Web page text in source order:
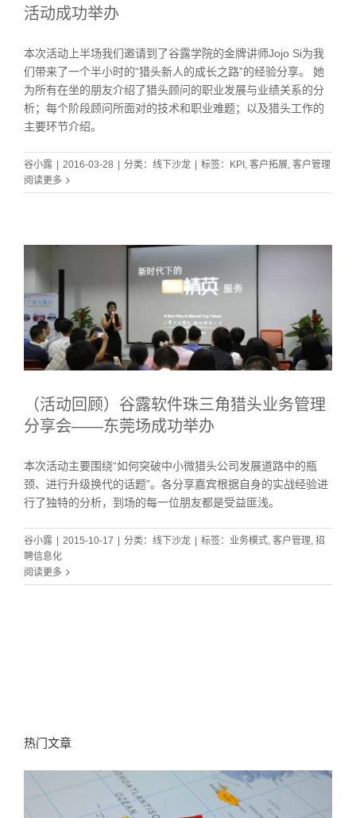
活动成功举办
本次活动上半场我们邀请到了谷露学院的金牌讲师Jojo Si为我
们带来了一个半小时的“猎头新人的成长之路”的经验分享。 她
为所有在坐的朋友介绍了猎头顾问的职业发展与业绩关系的分
析；每个阶段顾问所面对的技术和职业难题；以及猎头工作的
主要环节介绍。
谷小露 2016-03-28 分类： 线下沙龙 标签： KPI , 客户拓展, 客户管理
阅读更多
（活动回顾）谷露软件珠三角猎头业务管理
分享会——东莞场成功举办
本次活动主要围绕“如何突破中小微猎头公司发展道路中的瓶
颈、进行升级换代的话题”。各分享嘉宾根据自身的实战经验进
行了独特的分析，到场的每一位朋友都是受益匪浅。
谷小露 | 2015-10-17 | 分类： 线下沙龙 | 标签： 业务模式, 客户管理, 招
聘信息化
阅读更多
热门文章